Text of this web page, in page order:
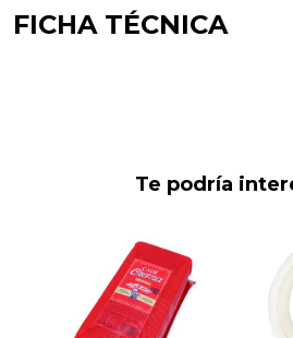
FICHA TÉCNICA
Te podría